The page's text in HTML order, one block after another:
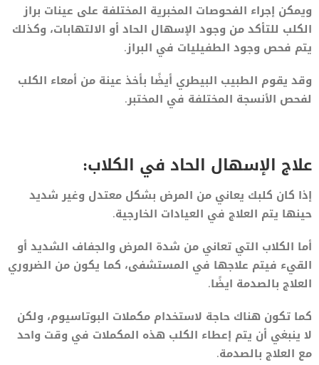
ويمكن إجراء الفحوصات المخبرية المختلفة على عينات براز
الكلب للتأكد من وجود الإسهال الحاد أو الالتهابات، وكذلك
يتم فحص وجود الطفيليات في البراز.
وقد يقوم الطبيب البيطري أيضًا بأخذ عينة من أمعاء الكلب
لفحص الأنسجة المختلفة في المختبر.
علاج الإسهال الحاد في الكلاب:
إذا كان كلبك يعاني من المرض بشكل معتدل وغير شديد
حينها يتم العلاج في العيادات الخارجية.
أما الكلاب التي تعاني من شدة المرض والجفاف الشديد أو
القيء فيتم علاجها في المستشفى، كما يكون من الضروري
العلاج بالصدمة ايضًا.
كما تكون هناك حاجة لاستخدام مكملات البوتاسيوم، ولكن
لا ينبغي أن يتم إعطاء الكلب هذه المكملات في وقت واحد
مع العلاج بالصدمة.